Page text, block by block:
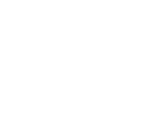
ve jeneratörler
yardımcı olacak